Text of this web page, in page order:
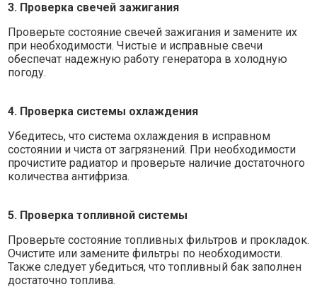
3. Проверка свечей зажигания
Проверьте состояние свечей зажигания и замените их
при необходимости. Чистые и исправные свечи
обеспечат надежную работу генератора в холодную
погоду.
4. Проверка системы охлаждения
Убедитесь, что система охлаждения в исправном
состоянии и чиста от загрязнений. При необходимости
прочистите радиатор и проверьте наличие достаточного
количества антифриза.
5. Проверка топливной системы
Проверьте состояние топливных фильтров и прокладок.
Очистите или замените фильтры по необходимости.
Также следует убедиться, что топливный бак заполнен
достаточно топлива.